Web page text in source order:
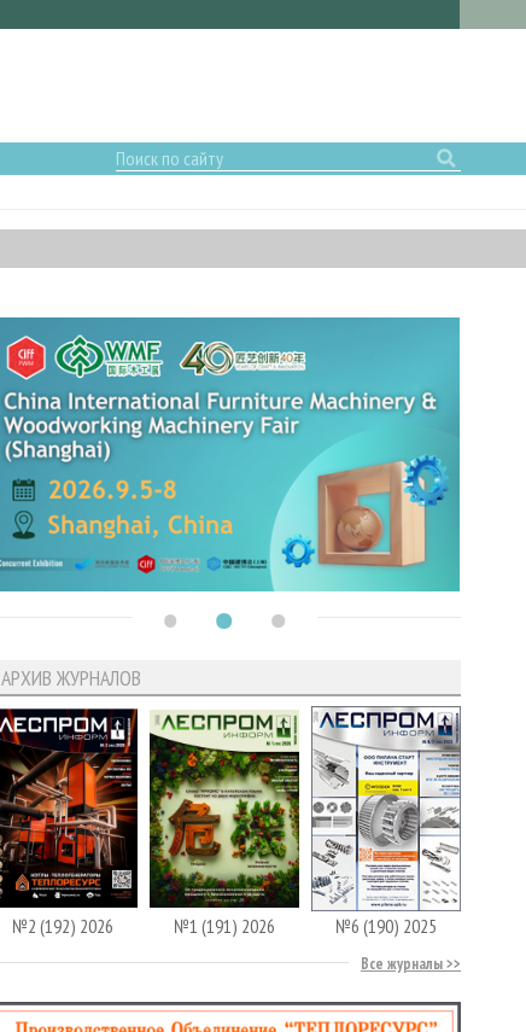
АРХИВ ЖУРНАЛОВ
№2 (192) 2026 №1 (191) 2026 №6 (190) 2025
Все журналы